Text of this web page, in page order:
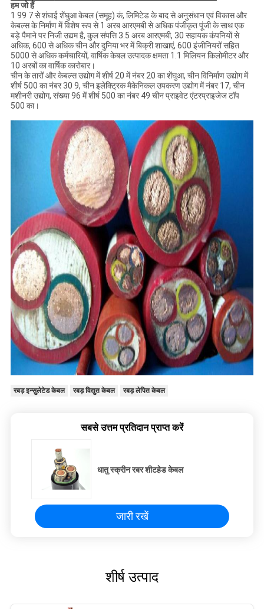
हम जो हैं
1 99 7 से शंघाई शेंघुआ केबल (समूह) कं, लिमिटेड के बाद से अनुसंधान एवं विकास और
केबल्स के निर्माण में विशेष रूप से 1 अरब आरएमबी से अधिक पंजीकृत पूंजी के साथ एक
बड़े पैमाने पर निजी उद्यम है, कुल संपत्ति 3.5 अरब आरएमबी, 30 सहायक कंपनियों से
अधिक, 600 से अधिक चीन और दुनिया भर में बिक्री शाखाएं, 600 इंजीनियरों सहित
5000 से अधिक कर्मचारियों, वार्षिक केबल उत्पादक क्षमता 1.1 मिलियन किलोमीटर और
10 अरबों का वार्षिक कारोबार।
चीन के तारों और केबल्स उद्योग में शीर्ष 20 में नंबर 20 का शेंघुआ, चीन विनिर्माण उद्योग में
शीर्ष 500 का नंबर 30 9, चीन इलेक्ट्रिक मैकेनिकल उपकरण उद्योग में नंबर 17, चीन
मशीनरी उद्योग, संख्या 96 में शीर्ष 500 का नंबर 49 चीन प्राइवेट एंटरप्राइजेज टॉप
500 का।
रबड़ इन्सुलेटेड केबल रबड़ विद्युत केबल रबड़ लेपित केबल
सबसे उत्तम प्रतिदान प्राप्त करें
धातु स्क्रीन रबर शीटहेड केबल
जारी रखें
शीर्ष उत्पाद